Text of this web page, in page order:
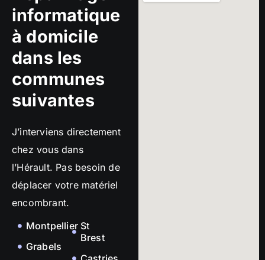
informatique
à domicile
dans les
communes
suivantes
J’interviens directement
chez vous dans
l’Hérault. Pas besoin de
déplacer votre matériel
encombrant.
Montpellier
Grabels
St
Brest